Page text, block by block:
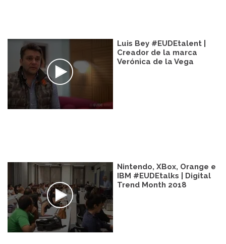
Luis Bey #EUDEtalent |
Creador de la marca
Verónica de la Vega
Nintendo, XBox, Orange e
IBM #EUDEtalks | Digital
Trend Month 2018